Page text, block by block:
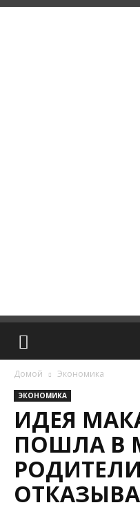
Домой Экономика
ЭКОНОМИКА
ИДЕЯ
ПОШЛА В
РОДИТЕЛИ